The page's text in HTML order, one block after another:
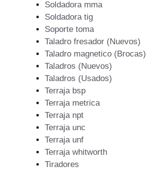
Soldadora mma
Soldadora tig
Soporte toma
Taladro fresador (Nuevos)
Taladro magnetico (Brocas)
Taladros (Nuevos)
Taladros (Usados)
Terraja bsp
Terraja metrica
Terraja npt
Terraja unc
Terraja unf
Terraja whitworth
Tiradores